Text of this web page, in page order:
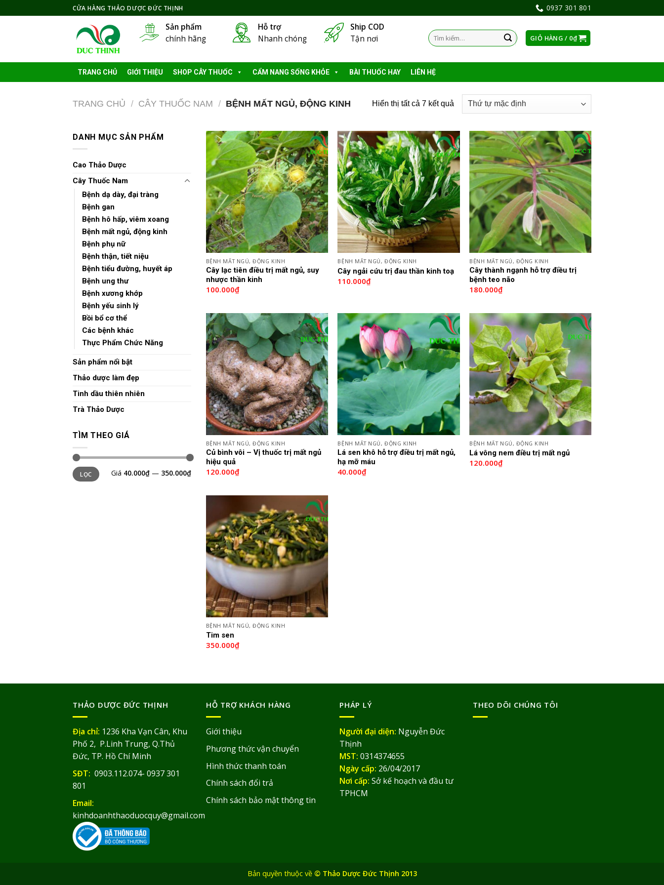
to
CỬA HÀNG THẢO DƯỢC ĐỨC THỊNH 0937 301 801
Sản phẩm
chính hãng
Hỗ trợ
Nhanh chóng
Ship COD
Tận nơi
Tìm
kiếm:
GIỎ HÀNG / 0₫
TRANG CHỦ GIỚI THIỆU SHOP CÂY THUỐC CẨM NANG SỐNG KHỎE BÀI THUỐC HAY LIÊN HỆ
TRANG CHỦ / CÂY THUỐC NAM / BỆNH MẤT NGỦ, ĐỘNG KINH Hiển thị tất cả 7 kết quả
DANH MỤC SẢN PHẨM
Cao Thảo Dược
Cây Thuốc Nam
Bệnh dạ dày, đại tràng
Bệnh gan
Bệnh hô hấp, viêm xoang
Bệnh mất ngủ, động kinh
Bệnh phụ nữ
Bệnh thận, tiết niệu
Bệnh tiểu đường, huyết áp
Bệnh ung thư
Bệnh xương khớp
Bệnh yếu sinh lý
Bồi bổ cơ thể
Các bệnh khác
Thực Phẩm Chức Năng
Sản phẩm nổi bật
Thảo dược làm đẹp
Tinh dầu thiên nhiên
Trà Thảo Dược
TÌM THEO GIÁ
LỌC Giá 40.000₫ — 350.000₫
BỆNH MẤT NGỦ, ĐỘNG KINH
Cây lạc tiên điều trị mất ngủ, suy
nhược thần kinh
100.000₫
BỆNH MẤT NGỦ, ĐỘNG KINH
Cây ngải cứu trị đau thần kinh toạ
110.000₫
BỆNH MẤT NGỦ, ĐỘNG KINH
Cây thành ngạnh hỗ trợ điều trị
bệnh teo não
180.000₫
BỆNH MẤT NGỦ, ĐỘNG KINH
Củ bình vôi – Vị thuốc trị mất ngủ
hiệu quả
120.000₫
BỆNH MẤT NGỦ, ĐỘNG KINH
Lá sen khô hỗ trợ điều trị mất ngủ,
hạ mỡ máu
40.000₫
BỆNH MẤT NGỦ, ĐỘNG KINH
Lá vông nem điều trị mất ngủ
120.000₫
BỆNH MẤT NGỦ, ĐỘNG KINH
Tim sen
350.000₫
THẢO DƯỢC ĐỨC THỊNH
Địa chỉ: 1236 Kha Vạn Cân, Khu
Phố 2, P.Linh Trung, Q.Thủ
Đức, TP. Hồ Chí Minh
SĐT: 0903.112.074- 0937 301
801
Email:
kinhdoanhthaoduocquy@gmail.com
HỖ TRỢ KHÁCH HÀNG
Giới thiệu
Phương thức vận chuyển
Hình thức thanh toán
Chính sách đổi trả
Chính sách bảo mật thông tin
PHÁP LÝ
Người đại diện: Nguyễn Đức
Thịnh
MST: 0314374655
Ngày cấp: 26/04/2017
Nơi cấp: Sở kế hoạch và đầu tư
TPHCM
THEO DÕI CHÚNG TÔI
Bản quyền thuộc về © Thảo Dược Đức Thịnh 2013